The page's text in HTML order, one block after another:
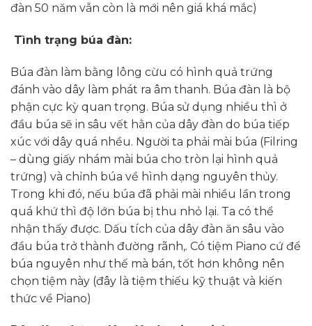
đàn 50 năm vẫn còn là mới nên giá khá mắc)
Tình trạng búa đàn:
Búa đàn làm bằng lông cừu có hình quả trứng
đánh vào dây làm phát ra âm thanh. Búa đàn là bộ
phận cực kỳ quan trọng. Búa sử dụng nhiều thì ở
đầu búa sẽ in sâu vết hằn của dây đàn do búa tiếp
xúc với dây quá nhều. Người ta phải mài búa (Filring
– dùng giấy nhám mài búa cho tròn lại hình quả
trứng) và chỉnh búa về hình dạng nguyên thủy.
Trong khi đó, nếu búa đã phải mài nhiều lần trong
quá khứ thì độ lớn búa bị thu nhỏ lại. Ta có thể
nhận thấy được. Dấu tích của dây đàn ăn sâu vào
đầu búa trở thành đường rãnh,. Có tiệm Piano cứ để
búa nguyên như thế mà bán, tốt hơn không nên
chọn tiệm này (đây là tiệm thiếu kỹ thuật và kiến
thức về Piano)